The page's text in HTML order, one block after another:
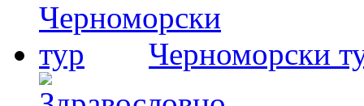
Черноморски